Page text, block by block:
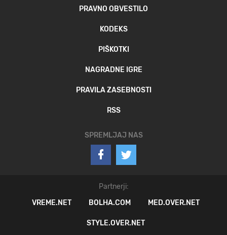
PRAVNO OBVESTILO
KODEKS
PIŠKOTKI
NAGRADNE IGRE
PRAVILA ZASEBNOSTI
RSS
SPREMLJAJ NAS
Partnerji:
VREME.NET
BOLHA.COM MED.OVER.NET
STYLE.OVER.NET